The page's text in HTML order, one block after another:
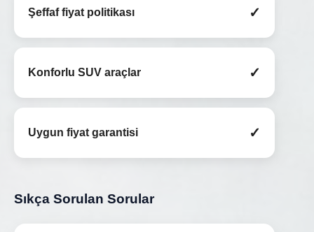
Şeffaf fiyat politikası ✓
Konforlu SUV araçlar ✓
Uygun fiyat garantisi ✓
Sıkça Sorulan Sorular